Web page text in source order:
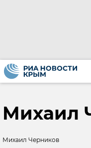
Михаил
Михаил Черников